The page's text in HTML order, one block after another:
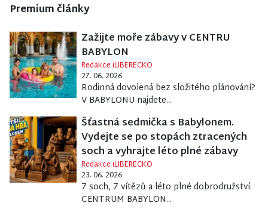
Premium články
Zažijte moře zábavy v CENTRU
BABYLON
Redakce iLIBERECKO
27. 06. 2026
Rodinná dovolená bez složitého plánování?
V BABYLONU najdete...
Šťastná sedmička s Babylonem.
Vydejte se po stopách ztracených
soch a vyhrajte léto plné zábavy
Redakce iLIBERECKO
23. 06. 2026
7 soch, 7 vítězů a léto plné dobrodružství.
CENTRUM BABYLON...